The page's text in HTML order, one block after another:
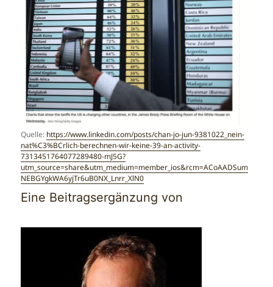
Quelle: https://www.linkedin.com/posts/chan-jo-jun-9381022_nein-
nat%C3%BCrlich-berechnen-wir-keine-39-an-activity-
7313451764077289480-mJ5G?
utm_source=share&utm_medium=member_ios&rcm=ACoAADSum
NEBGYgkWA6yjTr6uB0NX_Lnrr_XlN0
Eine Beitragsergänzung von